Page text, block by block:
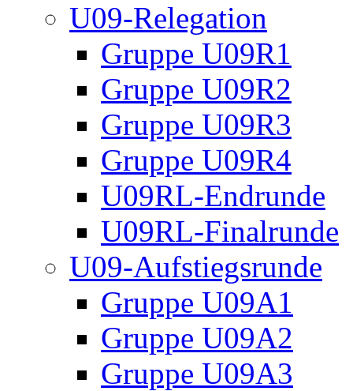
U09-Relegation
Gruppe U09R1
Gruppe U09R2
Gruppe U09R3
Gruppe U09R4
U09RL-Endrunde
U09RL-Finalrunde
U09-Aufstiegsrunde
Gruppe U09A1
Gruppe U09A2
Gruppe U09A3